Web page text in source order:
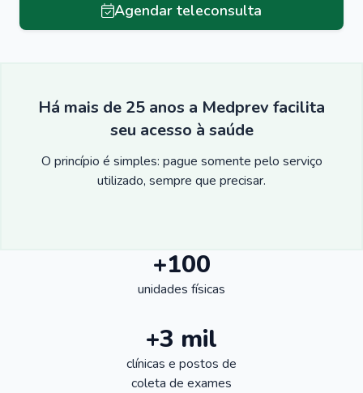
Agendar teleconsulta
Há mais de 25 anos a Medprev facilita
seu acesso à saúde
O princípio é simples: pague somente pelo serviço
utilizado, sempre que precisar.
+100
unidades físicas
+3 mil
clínicas e postos de
coleta de exames